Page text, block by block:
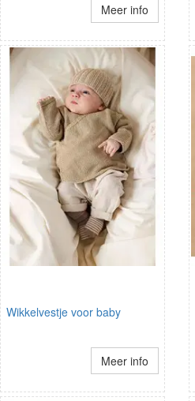
Meer info
Wikkelvestje voor baby
Meer info